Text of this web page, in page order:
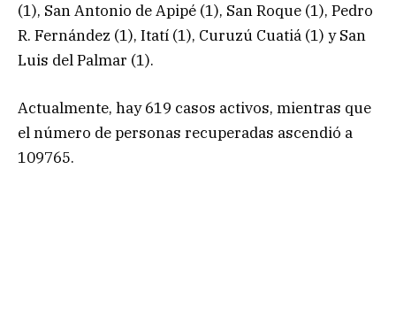
(1), San Antonio de Apipé (1), San Roque (1), Pedro
R. Fernández (1), Itatí (1), Curuzú Cuatiá (1) y San
Luis del Palmar (1).
Actualmente, hay 619 casos activos, mientras que
el número de personas recuperadas ascendió a
109765.